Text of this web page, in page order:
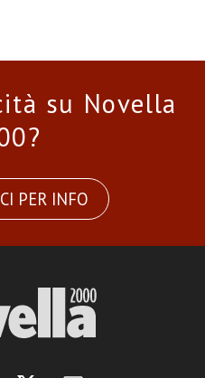
su Novella
PER INFO